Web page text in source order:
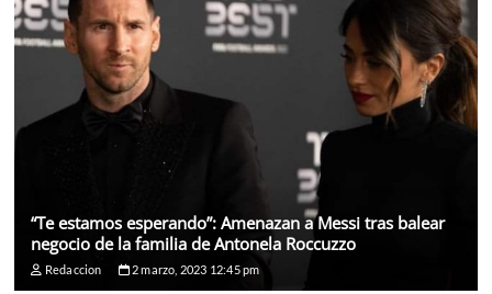
“Te estamos esperando”: Amenazan a Messi tras balear
negocio de la familia de Antonela Roccuzzo
Redaccion 2 marzo, 2023 12:45 pm